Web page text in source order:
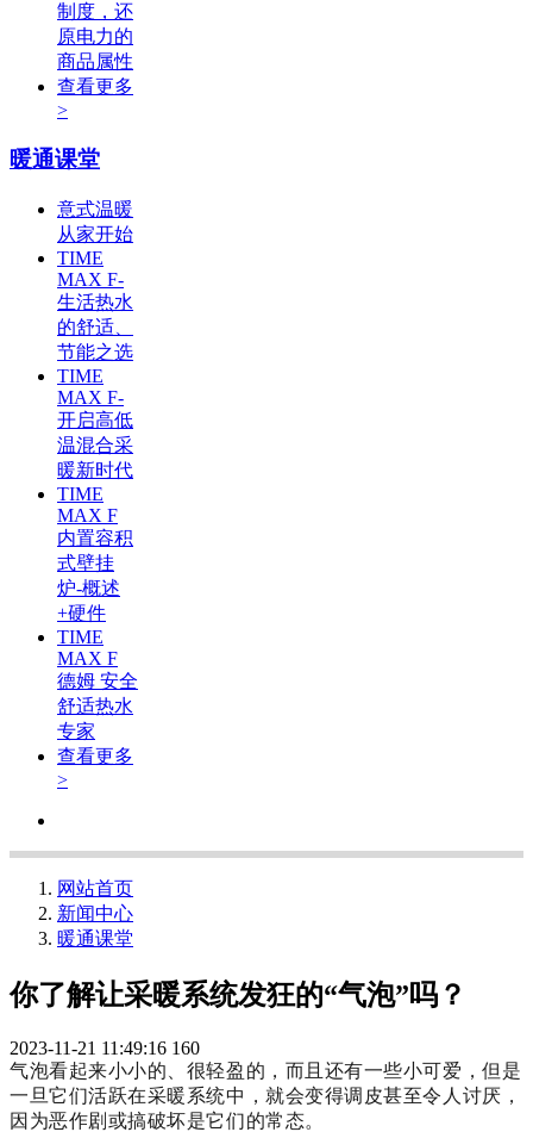
制度，还
原电力的
商品属性
查看更多
>
暖通课堂
意式温暖
从家开始
TIME
MAX F-
生活热水
的舒适、
节能之选
TIME
MAX F-
开启高低
温混合采
暖新时代
TIME
MAX F
内置容积
式壁挂
炉-概述
+硬件
TIME
MAX F
德姆 安全
舒适热水
专家
查看更多
>
网站首页
新闻中心
暖通课堂
你了解让采暖系统发狂的“气泡”吗？
2023-11-21 11:49:16 160
气泡看起来小小的、很轻盈的，而且还有一些小可爱，但是
一旦它们活跃在采暖系统中，就会变得调皮甚至令人讨厌，
因为恶作剧或搞破坏是它们的常态。